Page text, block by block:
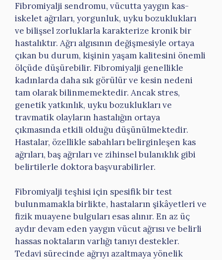
Fibromiyalji sendromu, vücutta yaygın kas-
iskelet ağrıları, yorgunluk, uyku bozuklukları
ve bilişsel zorluklarla karakterize kronik bir
hastalıktır. Ağrı algısının değişmesiyle ortaya
çıkan bu durum, kişinin yaşam kalitesini önemli
ölçüde düşürebilir. Fibromiyalji genellikle
kadınlarda daha sık görülür ve kesin nedeni
tam olarak bilinmemektedir. Ancak stres,
genetik yatkınlık, uyku bozuklukları ve
travmatik olayların hastalığın ortaya
çıkmasında etkili olduğu düşünülmektedir.
Hastalar, özellikle sabahları belirginleşen kas
ağrıları, baş ağrıları ve zihinsel bulanıklık gibi
belirtilerle doktora başvurabilirler.
Fibromiyalji teşhisi için spesifik bir test
bulunmamakla birlikte, hastaların şikâyetleri ve
fizik muayene bulguları esas alınır. En az üç
aydır devam eden yaygın vücut ağrısı ve belirli
hassas noktaların varlığı tanıyı destekler.
Tedavi sürecinde ağrıyı azaltmaya yönelik